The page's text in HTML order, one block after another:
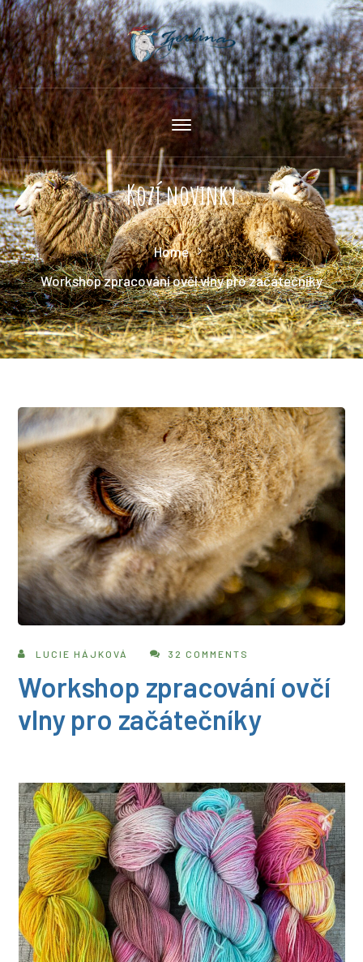
Kozí novinky
Home
Workshop zpracování ovčí vlny pro začátečníky
LUCIE HÁJKOVÁ 32 COMMENTS
Workshop zpracování ovčí
vlny pro začátečníky